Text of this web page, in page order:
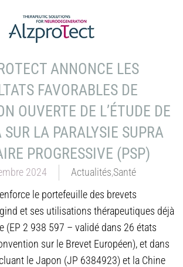
ANNONCE LES
FAVORABLES DE
OUVERTE DE L’ÉTUDE DE
LA PARALYSIE SUPRA
PROGRESSIVE (PSP)
2024 Actualités,Santé
le portefeuille des brevets
et ses utilisations thérapeutiques déjà
(EP 2 938 597 – validé dans 26 états
sur le Brevet Européen), et dans
le Japon (JP 6384923) et la Chine